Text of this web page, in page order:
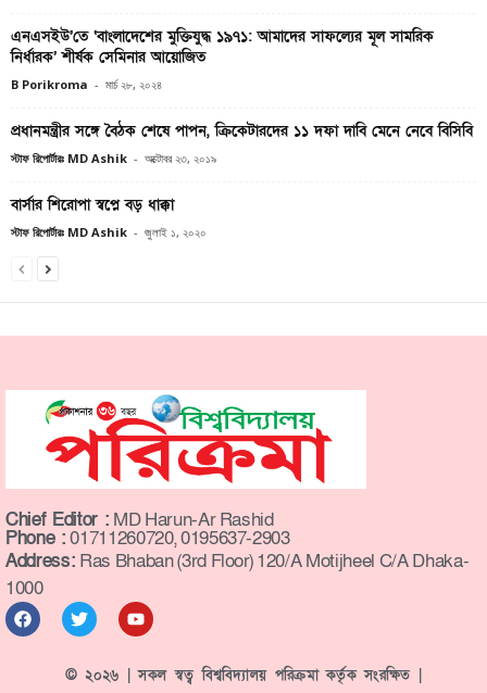
এনএসইউ’তে ‘বাংলাদেশের মুক্তিযুদ্ধ ১৯৭১: আমাদের সাফল্যের মূল সামরিক
নির্ধারক’ শীর্ষক সেমিনার আয়োজিত
B Porikroma - মার্চ ২৮, ২০২৪
প্রধানমন্ত্রীর সঙ্গে বৈঠক শেষে পাপন, ক্রিকেটারদের ১১ দফা দাবি মেনে নেবে বিসিবি
স্টাফ রিপোর্টারঃ MD Ashik - অক্টোবর ২৩, ২০১৯
বার্সার শিরোপা স্বপ্নে বড় ধাক্কা
স্টাফ রিপোর্টারঃ MD Ashik - জুলাই ১, ২০২০
Chief Editor : MD Harun-Ar Rashid
Phone :01711260720, 0195637-2903
Address: Ras Bhaban (3rd Floor) 120/A Motijheel C/A Dhaka-
1000
© ২০২৬ | সকল স্বত্ব বিশ্ববিদ্যালয় পরিক্রমা কর্তৃক সংরক্ষিত |